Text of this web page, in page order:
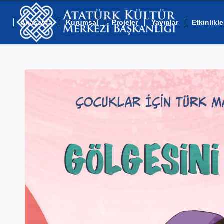
Anasayfa Kurumsal Projeler Yayınlar